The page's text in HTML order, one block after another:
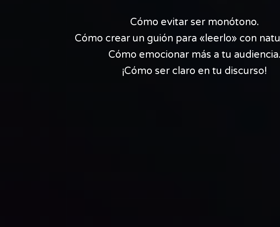
Cómo evitar ser monótono.
Cómo crear un guión para «leerlo» con
Cómo emocionar más a tu audiencia.
¡Cómo ser claro en tu discurso!